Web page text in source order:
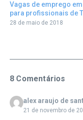
Vagas de emprego
para profissionais de TI
28 de maio de 2018
8 Comentários
alex araujo de
21 de novembro de